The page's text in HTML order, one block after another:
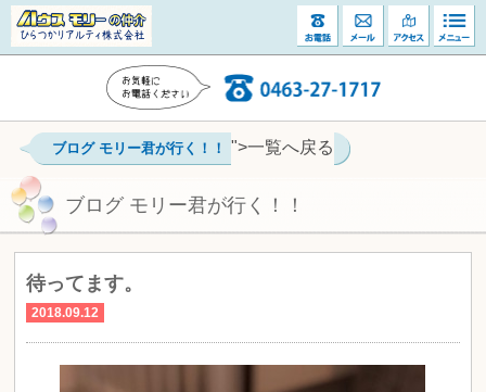
ブログ モリー君が行く！！ ">一覧へ戻る
ブログ モリー君が行く！！
待ってます。
2018.09.12